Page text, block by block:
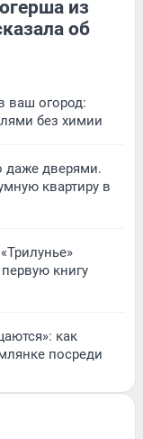
из
об
ваш огород:
без химии
даже дверями.
квартиру в
книгу
как
посреди